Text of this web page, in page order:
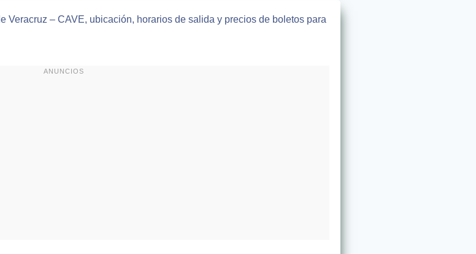
Veracruz – CAVE, ubicación, horarios de salida y precios de boletos para
ANUNCIOS